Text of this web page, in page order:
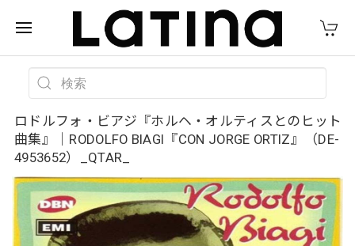
ロドルフォ・ビアジ『ホルヘ・オルティスとのヒット
曲集』｜RODOLFO BIAGI『CON JORGE ORTIZ』（DE-
4953652）_QTAR_